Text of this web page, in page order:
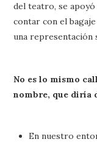
del teatro, se
contar con el
una representación
No es lo mismo
nombre, que diría
En nuestro